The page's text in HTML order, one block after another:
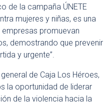
de la campaña ÚNETE
mujeres y niñas, es una
promuevan
demostrando que prevenir
y urgente”.
de Caja Los Héroes,
la oportunidad de liderar
de la violencia hacia la